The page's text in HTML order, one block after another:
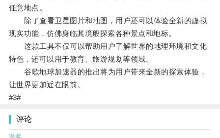
任意地点。
除了查看卫星图片和地图，用户还可以体验全新的虚拟
现实功能，仿佛身临其境般探索各种景点和地标。
这款工具不仅可以帮助用户了解世界的地理环境和文化
特色，还可以用于教育、旅游规划等领域。
谷歌地球加速器的推出将为用户带来全新的探索体验，
让世界更加近在眼前。
#3#
评论